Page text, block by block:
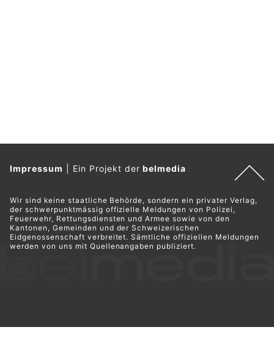
Impressum Ein Projekt derbelmedia
Wir sind keine staatliche Behörde, sondern ein privater Verlag,
der schwerpunktmässig offizielle Meldungen von Polizei,
Feuerwehr, Rettungsdiensten und Armee sowie von den
Kantonen, Gemeinden und der Schweizerischen
Eidgenossenschaft verbreitet. Sämtliche offiziellen Meldungen
werden von uns mit Quellenangaben publiziert.